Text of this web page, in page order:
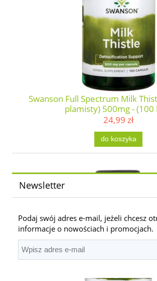
Swanson Full Spectrum Milk
plamisty) 500mg - (100
24,99 zł
do koszyka
Newsletter
Podaj swój adres e-mail, jeżeli chcesz
informacje o nowościach i promocjach.